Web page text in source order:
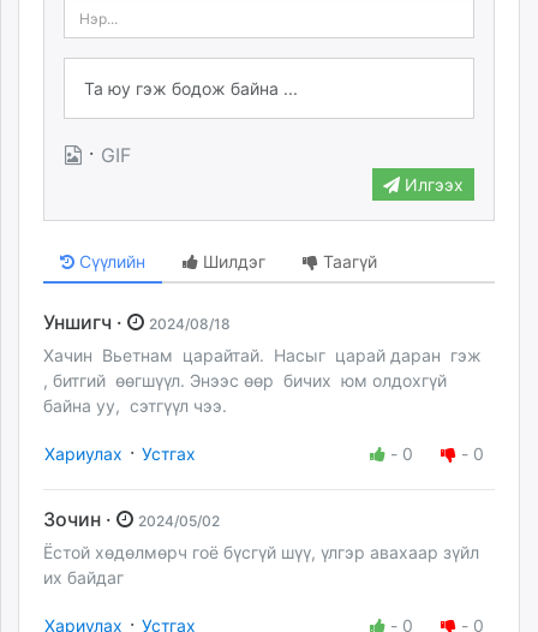
· GIF
Илгээх
Сүүлийн Шилдэг Таагүй
Уншигч · 2024/08/18
Хачин Вьетнам царайтай. Насыг царай даран гэж
, битгий өөгшүүл. Энээс өөр бичих юм олдохгүй
байна уу, сэтгүүл чээ.
Хариулах · Устгах - 0 - 0
Зочин · 2024/05/02
Ёстой хөдөлмөрч гоё бүсгүй шүү, үлгэр авахаар зүйл
их байдаг
Хариулах · Устгах - 0 - 0